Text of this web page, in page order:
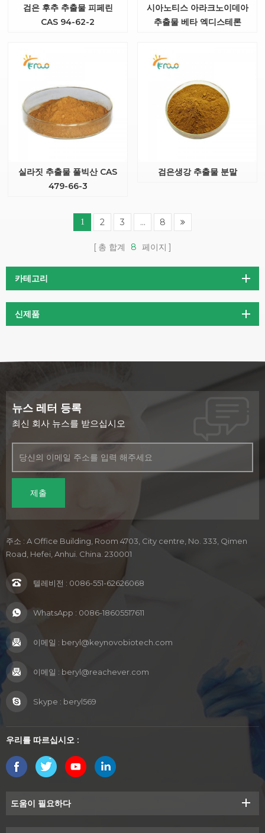
검은 후추 추출물 피페린
CAS 94-62-2
시아노티스 아라크노이데아
추출물 베타 엑디스테론
실라짓 추출물 풀빅산 CAS
479-66-3
검은생강 추출물 분말
1 2 3 ... 8
총 합계 8 페이지
카테고리
신제품
뉴스 레터 등록
최신 회사 뉴스를 받으십시오
주소 : A Office Building, Room 4703, City centre, No. 333, Qimen
Road, Hefei, Anhui. China. 230001
텔레비전 : 0086-551-62626068
WhatsApp : 0086-18605517611
이메일 : beryl@keynovobiotech.com
이메일 : beryl@reachever.com
Skype : beryl569
우리를 따르십시오 :
도움이 필요하다